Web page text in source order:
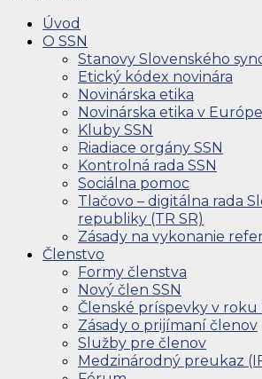
Úvod
O SSN
Stanovy Slovenského
Etický kódex novinára
Novinárska etika
Novinárska etika v
Kluby SSN
Riadiace orgány SSN
Kontrolná rada SSN
Sociálna pomoc
Tlačovo – digitálna rada
republiky (TR SR)
Zásady na vykonanie
Členstvo
Formy členstva
Nový člen SSN
Členské príspevky v roku
Zásady o prijímaní členov
Služby pre členov
Medzinárodný preukaz